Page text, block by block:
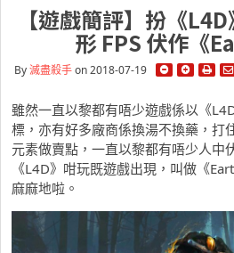
【遊戲簡評】扮《
形 FPS 伏作《
By滅盡殺手on 2018-07-19
雖然一直以黎都有唔少遊戲係以《
標，亦有好多廠商係換湯不換藥，打
元素做賣點，一直以黎都有唔少人中
《L4D》咁玩既遊戲出現，叫做《
麻麻地啦。